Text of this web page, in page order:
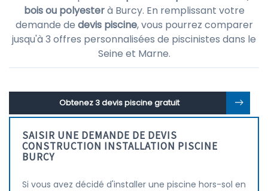
bois ou polyesterà Burcy. En remplissant votre
demande de devis piscine, vous pourrez comparer
jusqu'à 3 offres personnalisées de piscinistes dans le
Seine et Marne.
Obtenez 3 devis piscine gratuit
SAISIR UNE DEMANDE DE DEVIS
CONSTRUCTION INSTALLATION PISCINE
BURCY
Si vous avez décidé d'installer une piscine hors-sol en